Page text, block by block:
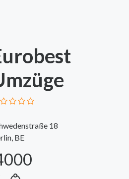
18
BE